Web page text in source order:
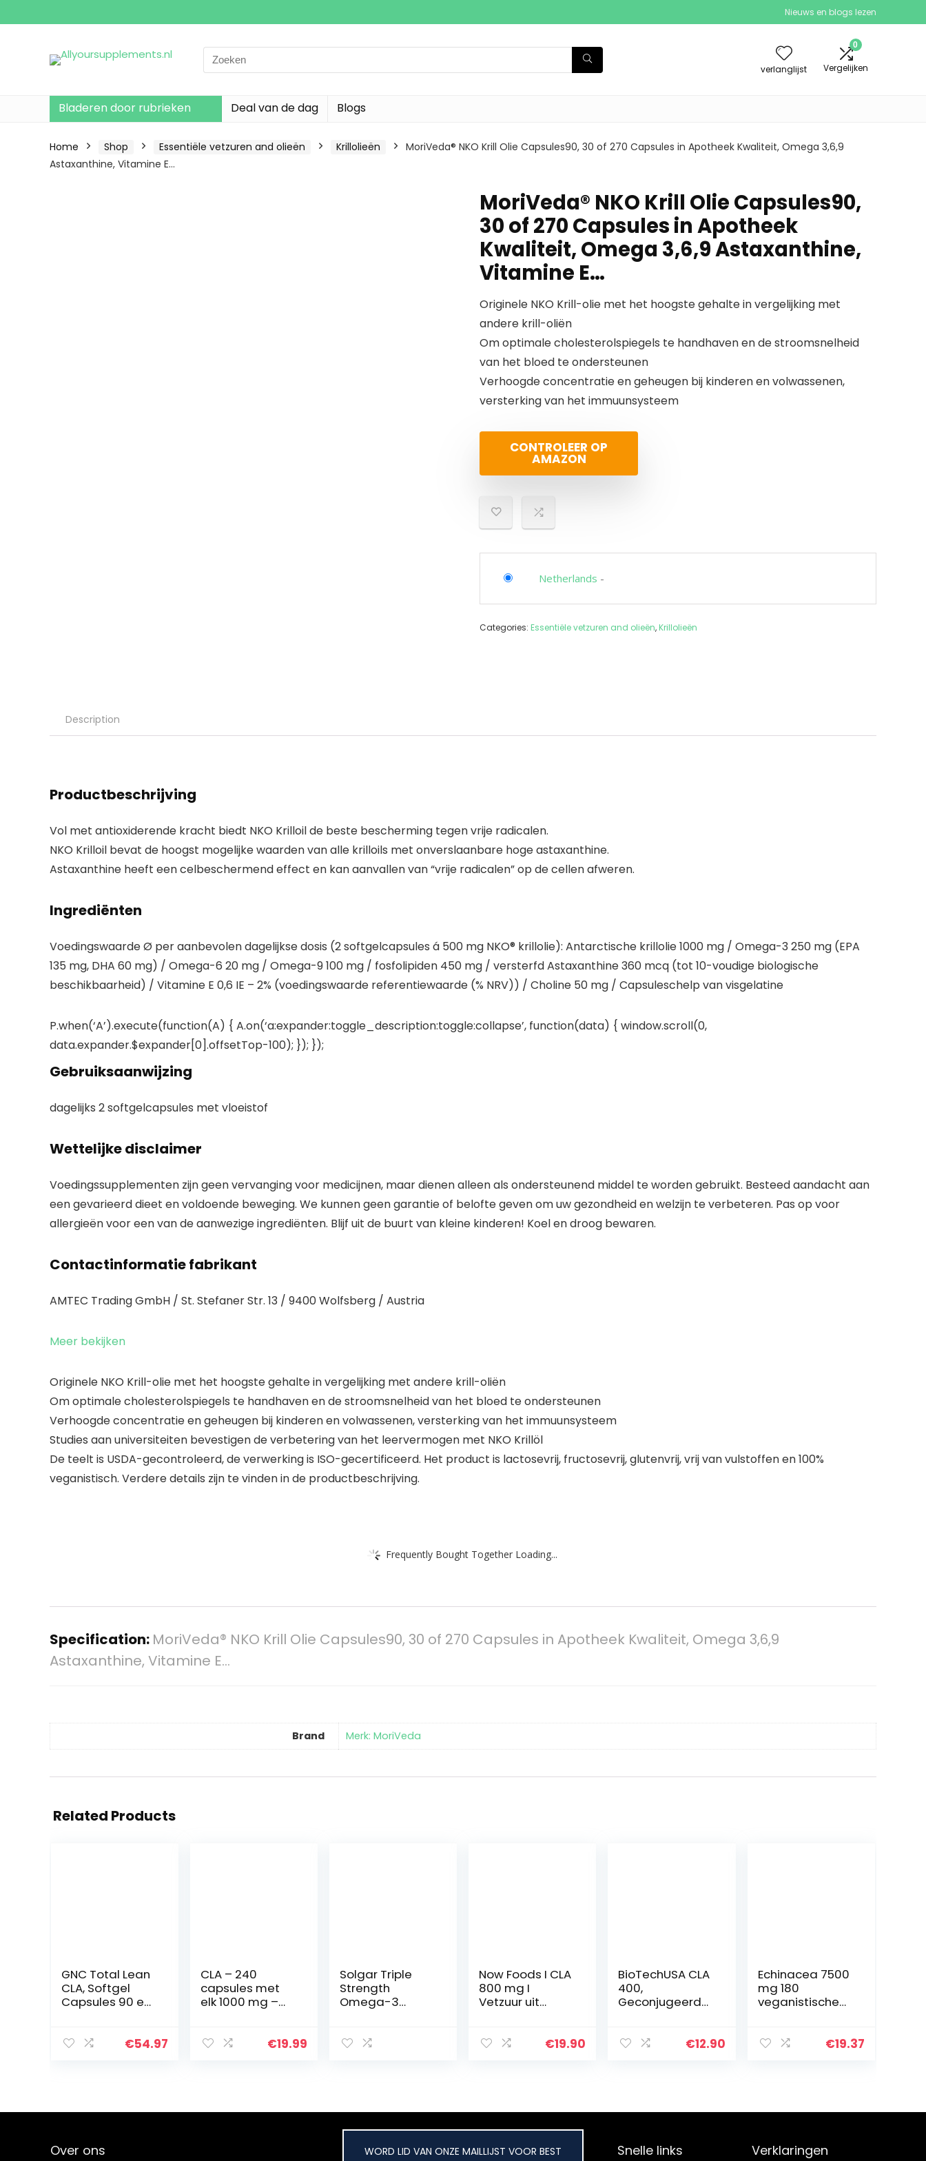
Nieuws en blogs lezen
Search
for:
verlanglijst
0
Vergelijken
Bladeren door rubrieken Deal van de dag Blogs
Home Shop Essentiële vetzuren and olieën Krillolieën
MoriVeda® NKO Krill Olie Capsules90, 30 of 270 Capsules in Apotheek Kwaliteit, Omega 3,6,9
Astaxanthine, Vitamine E…
MoriVeda® NKO Krill Olie Capsules90,
30 of 270 Capsules in Apotheek
Kwaliteit, Omega 3,6,9 Astaxanthine,
Vitamine E…
Originele NKO Krill-olie met het hoogste gehalte in vergelijking met
andere krill-oliën
Om optimale cholesterolspiegels te handhaven en de stroomsnelheid
van het bloed te ondersteunen
Verhoogde concentratie en geheugen bij kinderen en volwassenen,
versterking van het immuunsysteem
CONTROLEER OP
AMAZON
Netherlands -
Categories: Essentiële vetzuren and olieën,Krillolieën
Description
Productbeschrijving
Vol met antioxiderende kracht biedt NKO Krilloil de beste bescherming tegen vrije radicalen.
NKO Krilloil bevat de hoogst mogelijke waarden van alle krilloils met onverslaanbare hoge astaxanthine.
Astaxanthine heeft een celbeschermend effect en kan aanvallen van “vrije radicalen” op de cellen afweren.
Ingrediënten
Voedingswaarde Ø per aanbevolen dagelijkse dosis (2 softgelcapsules á 500 mg NKO® krillolie): Antarctische krillolie 1000 mg / Omega-3 250 mg (EPA
135 mg, DHA 60 mg) / Omega-6 20 mg / Omega-9 100 mg / fosfolipiden 450 mg / versterfd Astaxanthine 360 mcq (tot 10-voudige biologische
beschikbaarheid) / Vitamine E 0,6 IE – 2% (voedingswaarde referentiewaarde (% NRV)) / Choline 50 mg / Capsuleschelp van visgelatine
P.when(‘A’).execute(function(A) { A.on(‘a:expander:toggle_description:toggle:collapse’, function(data) { window.scroll(0,
data.expander.$expander[0].offsetTop-100); }); });
Gebruiksaanwijzing
dagelijks 2 softgelcapsules met vloeistof
Wettelijke disclaimer
Voedingssupplementen zijn geen vervanging voor medicijnen, maar dienen alleen als ondersteunend middel te worden gebruikt. Besteed aandacht aan
een gevarieerd dieet en voldoende beweging. We kunnen geen garantie of belofte geven om uw gezondheid en welzijn te verbeteren. Pas op voor
allergieën voor een van de aanwezige ingrediënten. Blijf uit de buurt van kleine kinderen! Koel en droog bewaren.
Contactinformatie fabrikant
AMTEC Trading GmbH / St. Stefaner Str. 13 / 9400 Wolfsberg / Austria
Meer bekijken
Originele NKO Krill-olie met het hoogste gehalte in vergelijking met andere krill-oliën
Om optimale cholesterolspiegels te handhaven en de stroomsnelheid van het bloed te ondersteunen
Verhoogde concentratie en geheugen bij kinderen en volwassenen, versterking van het immuunsysteem
Studies aan universiteiten bevestigen de verbetering van het leervermogen met NKO Krillöl
De teelt is USDA-gecontroleerd, de verwerking is ISO-gecertificeerd. Het product is lactosevrij, fructosevrij, glutenvrij, vrij van vulstoffen en 100%
veganistisch. Verdere details zijn te vinden in de productbeschrijving.
Frequently Bought Together Loading...
Specification: MoriVeda® NKO Krill Olie Capsules90, 30 of 270 Capsules in Apotheek Kwaliteit, Omega 3,6,9
Astaxanthine, Vitamine E…
Brand Merk: MoriVeda
Related Products
GNC Total Lean
CLA, Softgel
Capsules 90 ea
€54.97
CLA – 240
capsules met
elk 1000 mg –
dagsport –
€19.99
Solgar Triple
Strength
Omega-3
Now Foods I CLA
800 mg I
Vetzuur uit
capsules
€19.90
BioTechUSA CLA
400,
Geconjugeerd
voedingssupple
€12.90
Echinacea 7500
mg 180
veganistische
Echinacea
€19.37
Over ons WORD LID VAN ONZE MAILLIJST VOOR BEST Snelle links Verklaringen